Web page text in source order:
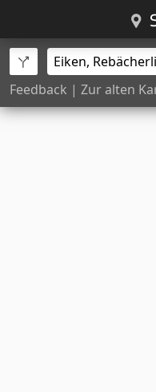
Feedback | Zur alten